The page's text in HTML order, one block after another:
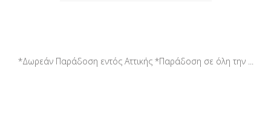
*Δωρεάν Παράδοση εντός Αττικής *Παράδοση σε όλη την ...